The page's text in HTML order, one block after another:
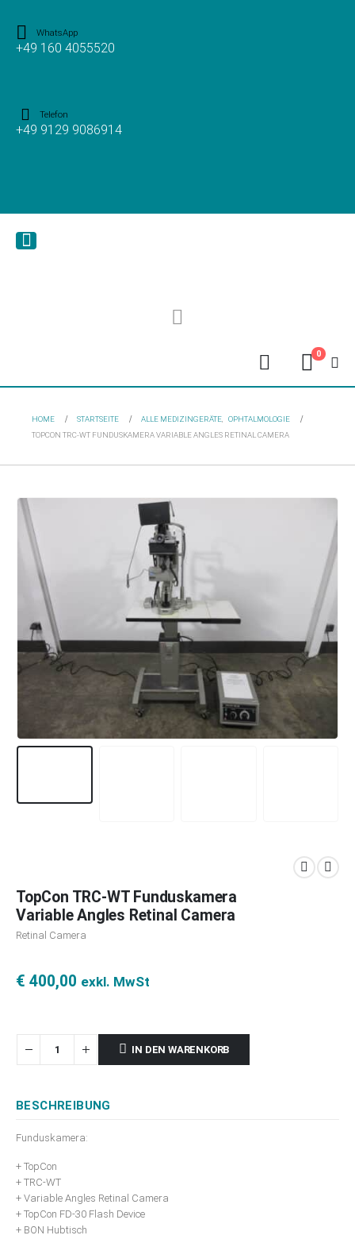
WhatsApp
+49 160 4055520
Telefon
+49 9129 9086914
0
HOME STARTSEITE ALLE MEDIZINGERÄTE
OPHTALMOLOGIE
TOPCON TRC-WT FUNDUSKAMERA VARIABLE ANGLES RETINAL CAMERA
TopCon TRC-WT Funduskamera
Variable Angles Retinal Camera
Retinal Camera
€ 400,00 exkl. MwSt
IN DEN WARENKORB
BESCHREIBUNG
Funduskamera:
+ TopCon
+ TRC-WT
+ Variable Angles Retinal Camera
+ TopCon FD-30 Flash Device
+ BON Hubtisch